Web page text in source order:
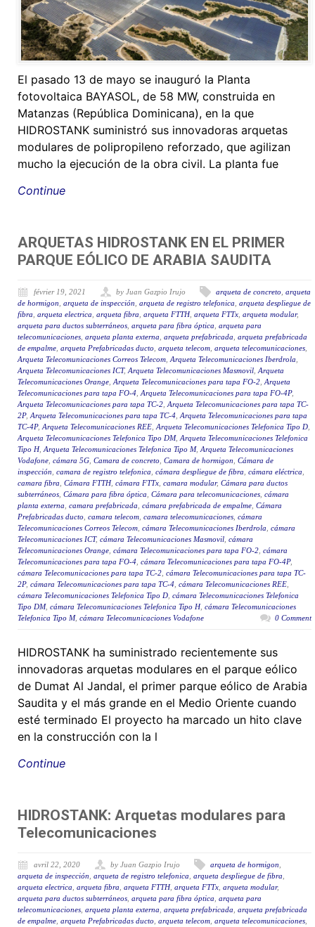
El pasado 13 de mayo se inauguró la Planta
fotovoltaica BAYASOL, de 58 MW, construida en
Matanzas (República Dominicana), en la que
HIDROSTANK suministró sus innovadoras arquetas
modulares de polipropileno reforzado, que agilizan
mucho la ejecución de la obra civil. La planta fue
Continue
ARQUETAS HIDROSTANK EN EL PRIMER
PARQUE EÓLICO DE ARABIA SAUDITA
février 19, 2021 by Juan Gazpio Irujo arqueta de concreto arqueta
de hormigon arqueta de inspección arqueta de registro telefonica arqueta despliegue de
fibra arqueta electrica arqueta fibra arqueta FTTH, arqueta FTTx arqueta modular,
arqueta para ductos subterráneos arqueta para fibra óptica arqueta para
telecomunicaciones arqueta planta externa arqueta prefabricada arqueta prefabricada
de empalme arqueta Prefabricadas ducto arqueta telecom arqueta telecomunicaciones
Arqueta Telecomunicaciones Correos Telecom Arqueta Telecomunicaciones Iberdrola
Arqueta Telecomunicaciones ICT, Arqueta Telecomunicaciones Masmovil Arqueta
Telecomunicaciones Orange Arqueta Telecomunicaciones para tapa FO-2 Arqueta
Telecomunicaciones para tapa FO-4 Arqueta Telecomunicaciones para tapa FO-4P,
Arqueta Telecomunicaciones para tapa TC-2 Arqueta Telecomunicaciones para tapa TC-
2P, Arqueta Telecomunicaciones para tapa TC-4 Arqueta Telecomunicaciones para tapa
TC-4P, Arqueta Telecomunicaciones REE Arqueta Telecomunicaciones Telefonica Tipo D
Arqueta Telecomunicaciones Telefonica Tipo DM, Arqueta Telecomunicaciones Telefonica
Tipo H, Arqueta Telecomunicaciones Telefonica Tipo M, Arqueta Telecomunicaciones
Vodafone cámara 5G Camara de concreto Camara de hormigon Cámara de
inspección camara de registro telefonica cámara despliegue de fibra cámara eléctrica
camara fibra Cámara FTTH, cámara FTTx camara modular, Cámara para ductos
subterráneos Cámara para fibra óptica Cámara para telecomunicaciones cámara
planta externa camara prefabricada cámara prefabricada de empalme Cámara
Prefabricadas ducto camara telecom camara telecomunicaciones cámara
Telecomunicaciones Correos Telecom cámara Telecomunicaciones Iberdrola cámara
Telecomunicaciones ICT, cámara Telecomunicaciones Masmovil cámara
Telecomunicaciones Orange cámara Telecomunicaciones para tapa FO-2 cámara
Telecomunicaciones para tapa FO-4 cámara Telecomunicaciones para tapa FO-4P,
cámara Telecomunicaciones para tapa TC-2 cámara Telecomunicaciones para tapa TC-
2P, cámara Telecomunicaciones para tapa TC-4 cámara Telecomunicaciones REE
cámara Telecomunicaciones Telefonica Tipo D cámara Telecomunicaciones Telefonica
Tipo DM, cámara Telecomunicaciones Telefonica Tipo H, cámara Telecomunicaciones
Telefonica Tipo M, cámara Telecomunicaciones Vodafone 0 Comment
HIDROSTANK ha suministrado recientemente sus
innovadoras arquetas modulares en el parque eólico
de Dumat Al Jandal, el primer parque eólico de Arabia
Saudita y el más grande en el Medio Oriente cuando
esté terminado El proyecto ha marcado un hito clave
en la construcción con la l
Continue
HIDROSTANK: Arquetas modulares para
Telecomunicaciones
avril 22, 2020 by Juan Gazpio Irujo arqueta de hormigon
arqueta de inspección arqueta de registro telefonica arqueta despliegue de fibra
arqueta electrica arqueta fibra arqueta FTTH, arqueta FTTx arqueta modular,
arqueta para ductos subterráneos arqueta para fibra óptica arqueta para
telecomunicaciones arqueta planta externa arqueta prefabricada arqueta prefabricada
de empalme arqueta Prefabricadas ducto arqueta telecom arqueta telecomunicaciones